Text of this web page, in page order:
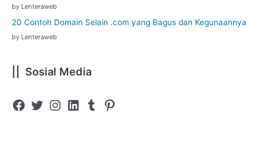
by Lenteraweb
20 Contoh Domain Selain .com yang Bagus dan Kegunaannya
by Lenteraweb
|| Sosial Media